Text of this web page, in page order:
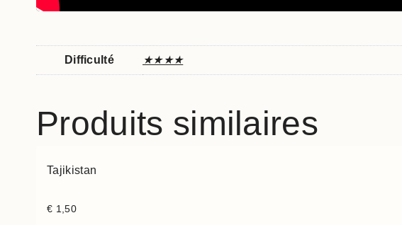
Difficulté ★★★★
Produits similaires
Tajikistan
€ 1,50